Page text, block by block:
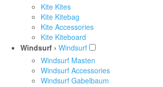
Kite Kites
Kite Kitebag
Kite Accessories
Kite Kiteboard
Windsurf › Windsurf
Windsurf Masten
Windsurf Accessories
Windsurf Gabelbaum